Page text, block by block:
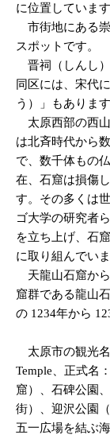
に位置しています
市街地にある
スポットです。
晋祠（しんし）
同区には、宋代
う）」もあります
太原西部の西
は北斉時代から
で、数千体もの
在、石窟は損傷
す。その多くは
ゴ大学の研究者
を立ち上げ、石
に取り組んでいま
天龍山石窟か
窟群である龍山
の 1234年から
太原市の観光名
Temple、正式名
窟）、石碑公園
街）、迎沢公園
五一広場を結ぶ